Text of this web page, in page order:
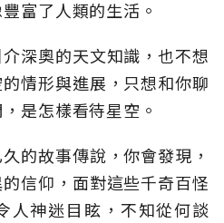
富了人類的生活。
深奧的天文知識，也不想
情形與進展，只想和你聊
是怎樣看待星空。
的故事傳說，你會發現，
信仰，面對這些千奇百怪
人神迷目眩，不知從何談